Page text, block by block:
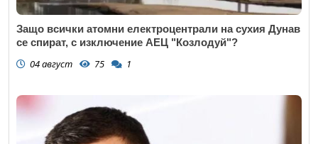
Защо всички атомни електроцентрали на сухия Дунав
се спират, с изключение АЕЦ "Козлодуй"?
04 август 75 1